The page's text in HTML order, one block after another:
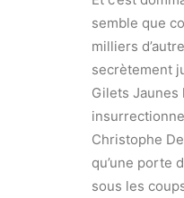
semble que
milliers
secrètement
Gilets Jaunes
Christophe
qu’une porte
sous les